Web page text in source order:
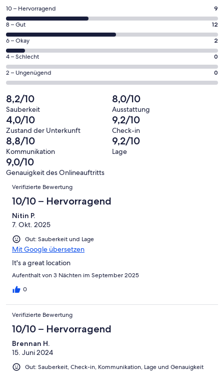
einem
neuen
Fenster
geöffnet
9
von
insgesamt
23
Gästebewertungen
haben
eine
Bewertung
von
10
-
Hervorragend
10 – Hervorragend 9
12
von
insgesamt
23
Gästebewertungen
haben
Bewertung
von
8
-
Gut
8 – Gut 12
2
von
insgesamt
23
Gästebewertungen
haben
eine
Bewertung
von
6
-
Okay
6 – Okay 2
0
von
insgesamt
Gästebewertungen
haben
eine
Bewertung
von
4
-
Schlecht
4 – Schlecht 0
0
von
insgesamt
23
Gästebewertungen
haben
eine
Bewertung
von
2
Ungenügend
2 – Ungenügend 0
8,2/10
Sauberkeit
8,0/10
Ausstattung
4,0/10
Zustand der Unterkunft
9,2/10
Check-in
8,8/10
Kommunikation
9,2/10
Lage
9,0/10
Genauigkeit des Onlineauftritts
Bewertungen
Verifizierte Bewertung
10/10 – Hervorragend
Nitin P.
7. Okt. 2025
Gut: Sauberkeit und Lage
Mit Google übersetzen
It's a great location
Aufenthalt von 3 Nächten im September 2025
0
Verifizierte Bewertung
10/10 – Hervorragend
Brennan H.
15. Juni 2024
Gut: Sauberkeit, Check-in, Kommunikation, Lage und Genauigkeit